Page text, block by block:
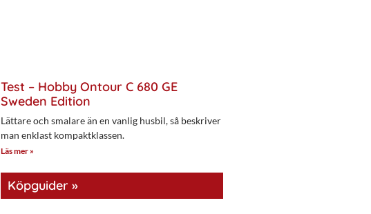
Test – Hobby Ontour C 680 GE
Sweden Edition
Lättare och smalare än en vanlig husbil, så beskriver
man enklast kompaktklassen.
Läs mer »
Köpguider »